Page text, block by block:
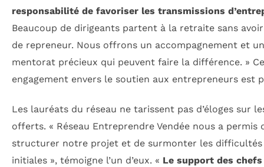
responsabilité de favoriser les transmissions
Beaucoup de dirigeants partent à la retraite sans
de repreneur. Nous offrons un accompagnement et un
mentorat précieux qui peuvent faire la différence. »
engagement envers le soutien aux entrepreneurs est
Les lauréats du réseau ne tarissent pas d’éloges sur
offerts. « Réseau Entreprendre Vendée nous a permis
structurer notre projet et de surmonter les difficultés
initiales », témoigne l’un d’eux. « Le support des chefs